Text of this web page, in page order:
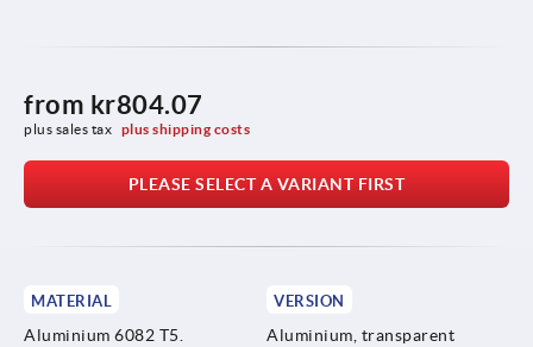
from kr804.07
plus sales tax plus shipping costs
PLEASE SELECT A VARIANT FIRST
MATERIAL
Aluminium 6082 T5.
VERSION
Aluminium, transparent